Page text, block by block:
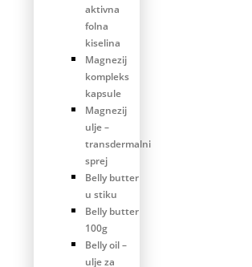
aktivna
folna
kiselina
Magnezij
kompleks
kapsule
Magnezij
ulje –
transdermalni
sprej
Belly butter
u stiku
Belly butter
100g
Belly oil –
ulje za